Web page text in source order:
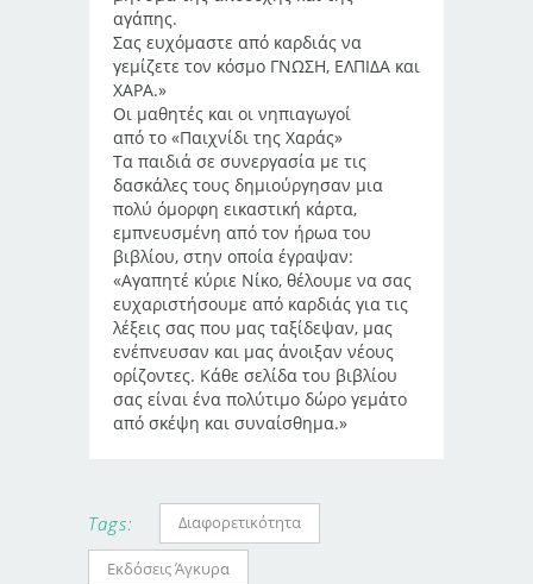
αγάπης.
Σας ευχόμαστε από καρδιάς να
γεμίζετε τον κόσμο ΓΝΩΣΗ, ΕΛΠΙΔΑ και
ΧΑΡΑ.»
Οι μαθητές και οι νηπιαγωγοί
από το «Παιχνίδι της Χαράς»
Τα παιδιά σε συνεργασία με τις
δασκάλες τους δημιούργησαν μια
πολύ όμορφη εικαστική κάρτα,
εμπνευσμένη από τον ήρωα του
βιβλίου, στην οποία έγραψαν:
«Αγαπητέ κύριε Νίκο, θέλουμε να σας
ευχαριστήσουμε από καρδιάς για τις
λέξεις σας που μας ταξίδεψαν, μας
ενέπνευσαν και μας άνοιξαν νέους
ορίζοντες. Κάθε σελίδα του βιβλίου
σας είναι ένα πολύτιμο δώρο γεμάτο
από σκέψη και συναίσθημα.»
Tags: Διαφορετικότητα
Εκδόσεις Άγκυρα